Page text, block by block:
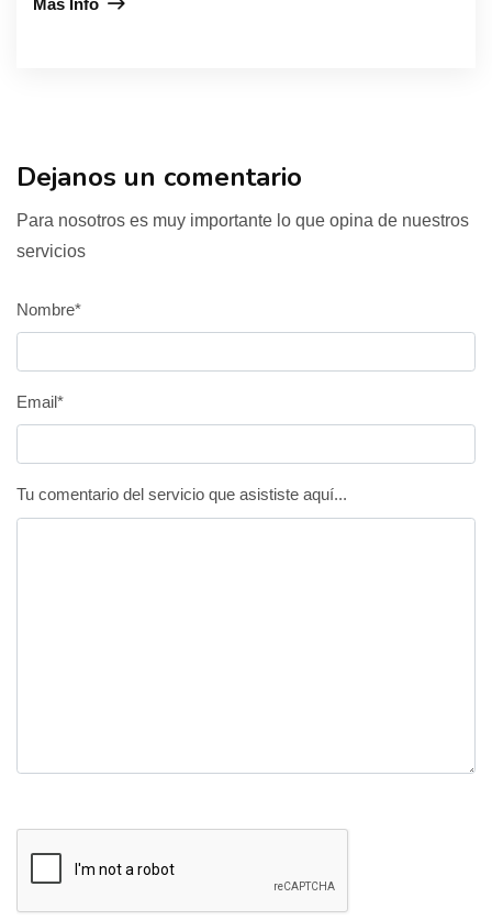
Dejanos un comentario
Para nosotros es muy importante lo que opina de nuestros
servicios
Nombre*
Email*
Tu comentario del servicio que asististe aquí...